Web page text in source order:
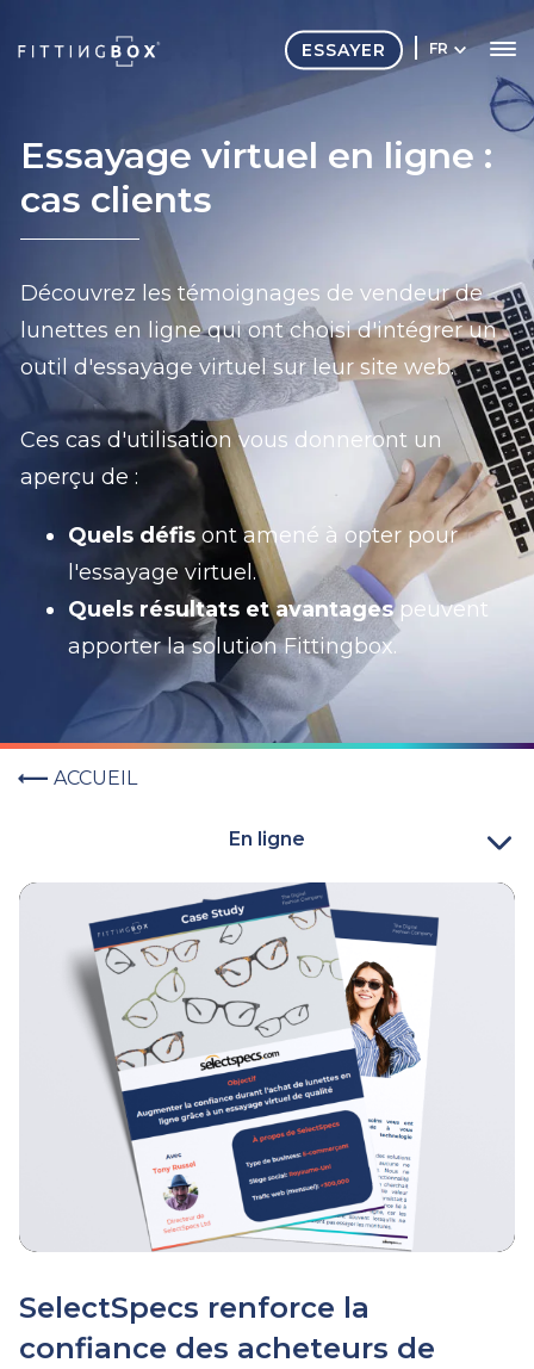
FR
ESSAYER
Essayage virtuel en ligne :
cas clients
Découvrez les témoignages de vendeur de
lunettes en ligne qui ont choisi d'intégrer un
outil d'essayage virtuel sur leur site web.
Ces cas d'utilisation vous donneront un
aperçu de :
Quels défis ont amené à opter pour
l'essayage virtuel.
Quels résultats et avantagespeuvent
apporter la solution Fittingbox.
ACCUEIL
En ligne
SelectSpecs renforce la
confiance des acheteurs de